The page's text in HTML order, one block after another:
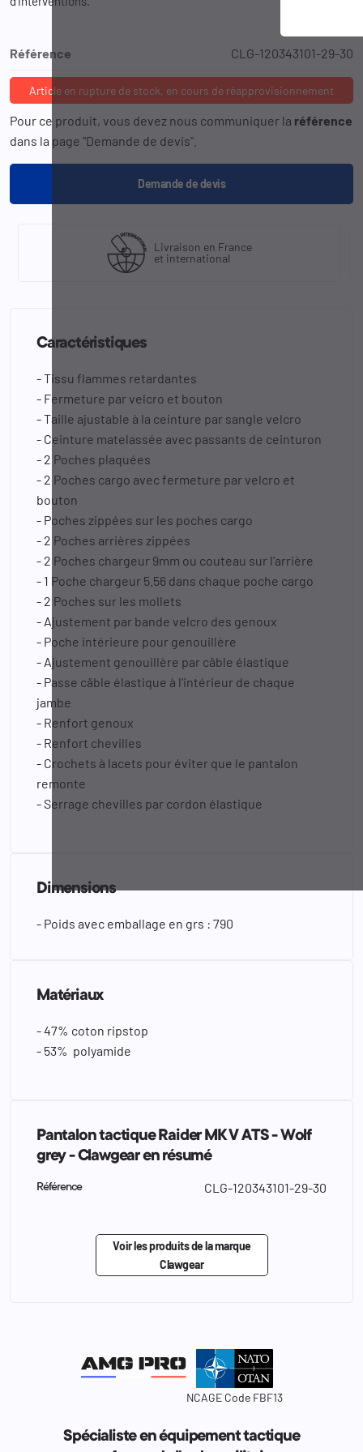
Référence CLG-120343101-29-30
Article en rupture de stock, en cours de réapprovisionnement
Pour ce produit, vous devez nous communiquer la référence
dans la page "Demande de devis".
Demande de devis
Livraison en France
et international
Caractéristiques
- Tissu flammes retardantes
- Fermeture par velcro et bouton
- Taille ajustable à la ceinture par sangle velcro
- Ceinture matelassée avec passants de ceinturon
- 2 Poches plaquées
- 2 Poches cargo avec fermeture par velcro et
bouton
- Poches zippées sur les poches cargo
- 2 Poches arrières zippées
- 2 Poches chargeur 9mm ou couteau sur l'arrière
- 1 Poche chargeur 5.56 dans chaque poche cargo
- 2 Poches sur les mollets
- Ajustement par bande velcro des genoux
- Poche intérieure pour genouillère
- Ajustement genouillère par câble élastique
- Passe câble élastique à l'intérieur de chaque
jambe
- Renfort genoux
- Renfort chevilles
- Crochets à lacets pour éviter que le pantalon
remonte
- Serrage chevilles par cordon élastique
Dimensions
- Poids avec emballage en grs : 790
Matériaux
- 47% coton ripstop
- 53% polyamide
Pantalon tactique Raider MK V ATS - Wolf
grey - Clawgear en résumé
Référence CLG-120343101-29-30
Voir les produits de la marque
Clawgear
NCAGE Code FBF13
Spécialiste en équipement tactique